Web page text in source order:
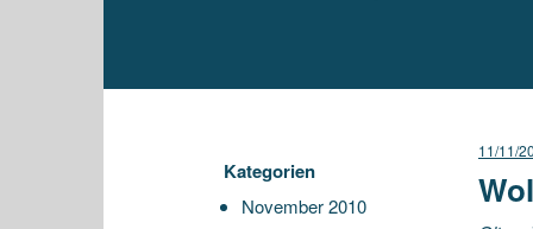
Kategorien
November 2010
11/11/